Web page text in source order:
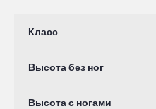
Класс
Высота без ног
Высота с ногами